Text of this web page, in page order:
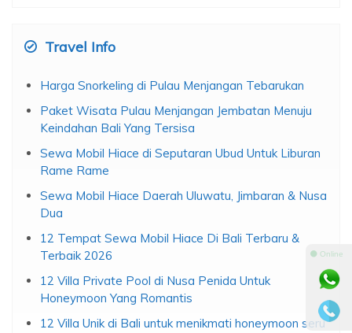
Travel Info
Harga Snorkeling di Pulau Menjangan Tebarukan
Paket Wisata Pulau Menjangan Jembatan Menuju
Keindahan Bali Yang Tersisa
Sewa Mobil Hiace di Seputaran Ubud Untuk Liburan
Rame Rame
Sewa Mobil Hiace Daerah Uluwatu, Jimbaran & Nusa
Dua
12 Tempat Sewa Mobil Hiace Di Bali Terbaru &
Terbaik 2026
12 Villa Private Pool di Nusa Penida Untuk
Honeymoon Yang Romantis
12 Villa Unik di Bali untuk menikmati honeymoon seru
⚫ Online